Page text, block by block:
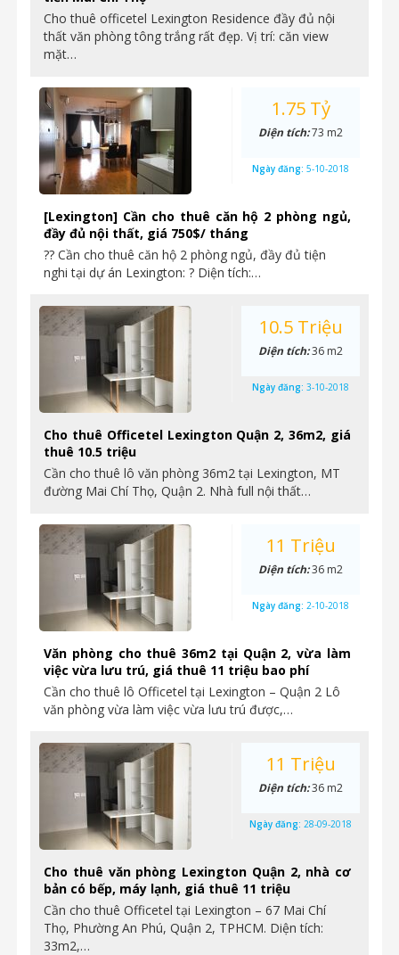
Cho thuê officetel Lexington Residence đầy đủ nội
thất văn phòng tông trắng rất đẹp. Vị trí: căn view
mặt…
[Lexington] Cần cho thuê căn hộ 2 phòng ngủ,
đầy đủ nội thất, giá 750$/ tháng
?? Cần cho thuê căn hộ 2 phòng ngủ, đầy đủ tiện
nghi tại dự án Lexington: ? Diện tích:…
1.75 Tỷ
Diện tích:73 m2
Ngày đăng: 5-10-2018
Cho thuê Officetel Lexington Quận 2, 36m2, giá
thuê 10.5 triệu
Cần cho thuê lô văn phòng 36m2 tại Lexington, MT
đường Mai Chí Thọ, Quận 2. Nhà full nội thất…
10.5 Triệu
Diện tích:36 m2
Ngày đăng: 3-10-2018
Văn phòng cho thuê 36m2 tại Quận 2, vừa làm
việc vừa lưu trú, giá thuê 11 triệu bao phí
Cần cho thuê lô Officetel tại Lexington – Quận 2 Lô
văn phòng vừa làm việc vừa lưu trú được,…
11 Triệu
Diện tích:36 m2
Ngày đăng: 2-10-2018
Cho thuê văn phòng Lexington Quận 2, nhà cơ
bản có bếp, máy lạnh, giá thuê 11 triệu
Cần cho thuê Officetel tại Lexington – 67 Mai Chí
Thọ, Phường An Phú, Quận 2, TPHCM. Diện tích:
33m2,…
11 Triệu
Diện tích:36 m2
Ngày đăng: 28-09-2018